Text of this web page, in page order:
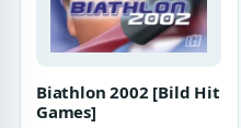
Biathlon 2002 [Bild Hit
Games]